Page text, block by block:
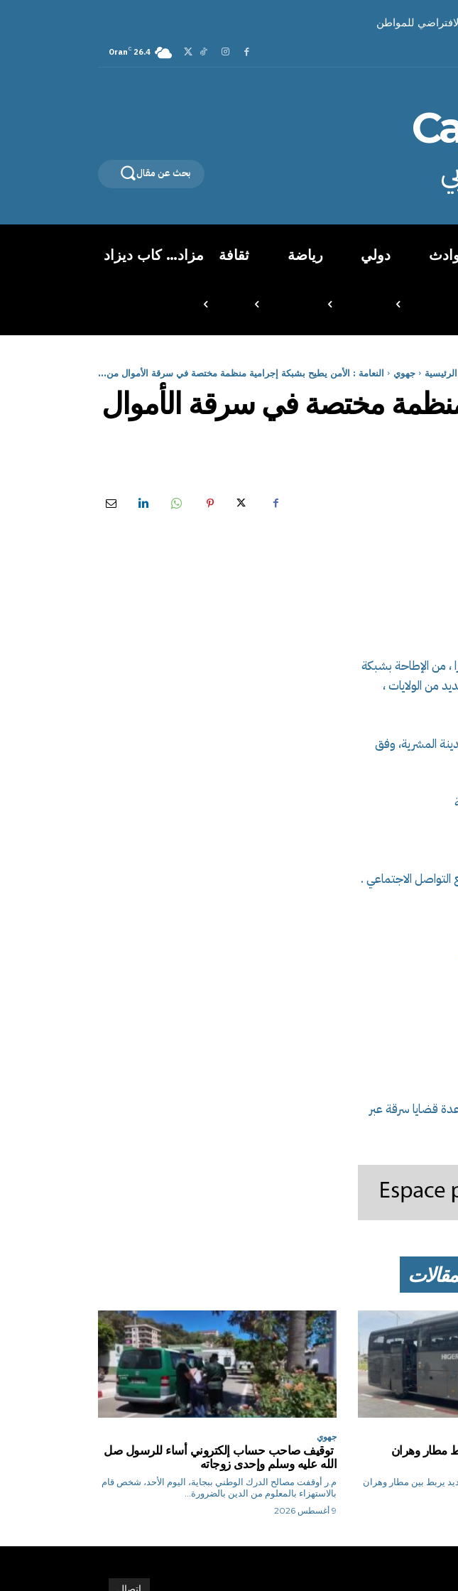
للمواطن
26.4
C
Oran
بحث عن مقال
دولي رياضة ثقافة مزاد… كاب ديزاد
الرئيسية جهوي النعامة : الأمن يطيح بشبكة إجرامية منظمة مختصة في سرقة الأموال من...
منظمة مختصة في سرقة الأموال
، من الإطاحة بشبكة
من الولايات ،
المشرية، وفق
الاجتماعي .
في عدة قضايا سرقة عبر
مطار وهران
جديد يربط بين مطار وهران
جهوي
توقيف صاحب حساب إلكتروني أساء للرسول صل
الله عليه وسلم وإحدى زوجاته
م.ر أوقفت مصالح الدرك الوطني ببجاية، اليوم الأحد، شخص قام
بالاستهزاء بالمعلوم من الدين بالضرورة...
9 أغسطس 2026